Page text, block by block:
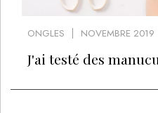
ONGLES NOVEMBRE 2019
J'ai testé des